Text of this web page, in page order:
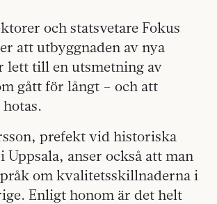
och statsvetare Fokus
att utbyggnaden av nya
lett till en utsmetning av
gått för långt – och att
prefekt vid historiska
anser också att man
om kvalitetsskillnaderna i
Enligt honom är det helt